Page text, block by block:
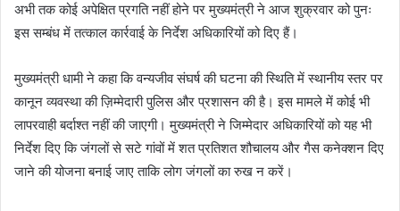
अभी तक कोई अपेक्षित प्रगति नहीं होने पर मुख्यमंत्री ने आज शुक्रवार को पुनः
इस सम्बंध में तत्काल कार्रवाई के निर्देश अधिकारियों को दिए हैं।
मुख्यमंत्री धामी ने कहा कि वन्यजीव संघर्ष की घटना की स्थिति में स्थानीय स्तर पर
कानून व्यवस्था की ज़िम्मेदारी पुलिस और प्रशासन की है। इस मामले में कोई भी
लापरवाही बर्दाश्त नहीं की जाएगी। मुख्यमंत्री ने जिम्मेदार अधिकारियों को यह भी
निर्देश दिए कि जंगलों से सटे गांवों में शत प्रतिशत शौचालय और गैस कनेक्शन दिए
जाने की योजना बनाई जाए ताकि लोग जंगलों का रुख न करें।